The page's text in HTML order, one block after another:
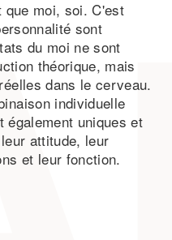
que moi, soi. C'est
sont
du moi ne sont
théorique, mais
dans le cerveau.
individuelle
uniques et
attitude, leur
et leur fonction.